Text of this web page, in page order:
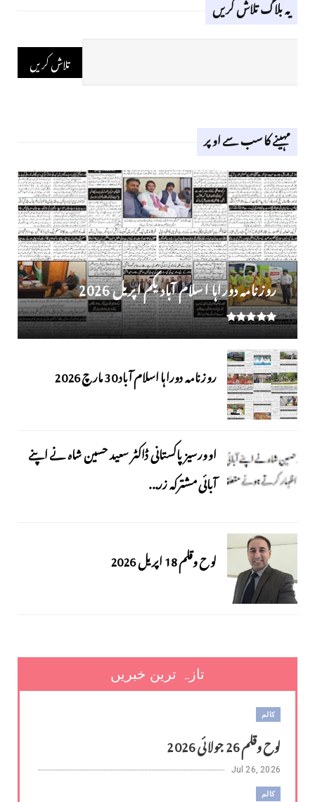
یہ بلاگ تلاش کریں
مہینے کا سب سے اوپر
روز نامہ دوراہا اسلام آباد یکم اپریل 2026
روزنامہ دوراہا اسلام آباد 30 مارچ 2026
اوورسیز پاکستانی ڈاکٹر سعید حسین شاہ نے اپنے
آبائی مشترکہ زر...
لوح وقلم 18 اپریل 2026
تازہ ترین خبریں
کالم
لوح وقلم 26 جولائی 2026
Jul 26, 2026
کالم